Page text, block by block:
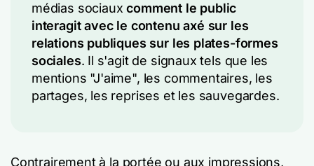
médias sociauxcomment le public
interagit avec le contenu axé sur les
relations publiques sur les plates-formes
sociales. Il s'agit de signaux tels que les
mentions "J'aime", les commentaires, les
partages, les reprises et les sauvegardes.
Contrairement à la portée ou aux impressions,